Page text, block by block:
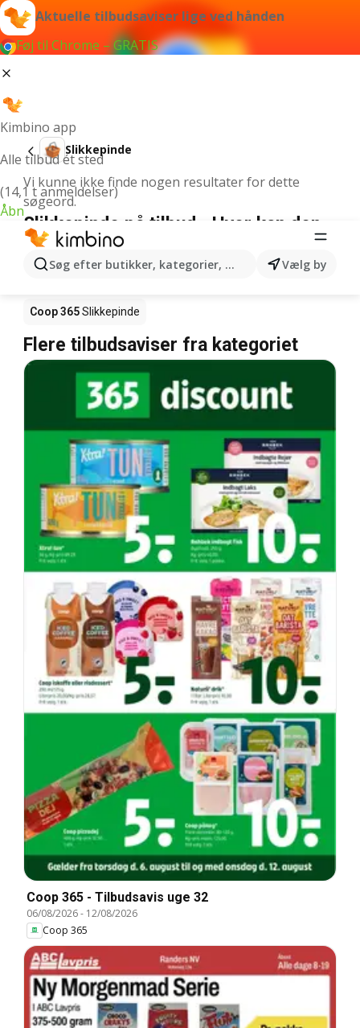
Aktuelle tilbudsaviser lige ved hånden
Føj til Chrome – GRATIS
Kimbino app
Alle tilbud ét sted
(14,1 t anmeldelser)
Åbn
Søg efter butikker, kategorier, produkter...Vælg by
Slikkepinde
Vi kunne ikke finde nogen resultater for dette
søgeord.
Slikkepinde på tilbud - Hvor kan den
købes?
Coop 365Slikkepinde
Flere tilbudsaviser fra kategoriet
Coop 365 - Tilbudsavis uge 32
06/08/2026- 12/08/2026
Coop 365